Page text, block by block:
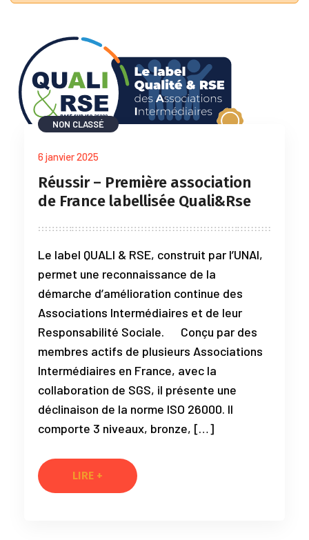
NON CLASSÉ
6 janvier 2025
Réussir – Première association
de France labellisée Quali&Rse
Le label QUALI & RSE, construit par l’UNAI,
permet une reconnaissance de la
démarche d’amélioration continue des
Associations Intermédiaires et de leur
Responsabilité Sociale. Conçu par des
membres actifs de plusieurs Associations
Intermédiaires en France, avec la
collaboration de SGS, il présente une
déclinaison de la norme ISO 26000. Il
comporte 3 niveaux, bronze, […]
LIRE +